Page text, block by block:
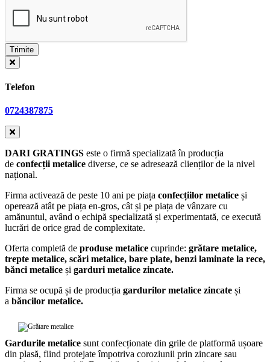
Telefon
0724387875
DARI GRATINGS este o firmă specializată în producția
de confecții metalice diverse, ce se adresează clienților de la nivel
național.
Firma activează de peste 10 ani pe piața confecțiilor metalice și
operează atât pe piața en-gros, cât și pe piața de vânzare cu
amănuntul, având o echipă specializată și experimentată, ce execută
lucrări de orice grad de complexitate.
Oferta completă de produse metalice cuprinde: grătare metalice,
trepte metalice, scări metalice, bare plate, benzi laminate la rece,
bănci metalice și garduri metalice zincate.
Firma se ocupă și de producția gardurilor metalice zincate și
a băncilor metalice.
Gardurile metalice sunt confecționate din grile de platformă ușoare
din plasă, fiind protejate împotriva coroziunii prin zincare sau